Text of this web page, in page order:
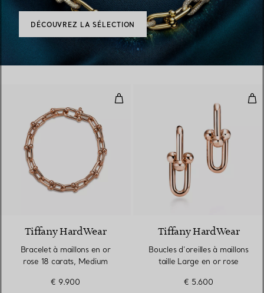
DÉCOUVREZ LA SÉLECTION
Bracelet à maillons en or rose
2 Matériaux
Tiffany HardWear
Bracelet à maillons en or
rose 18 carats, Medium
€ 9.900
Tiffany HardWear
Boucles d’oreilles à maillons
taille Large en or rose
€ 5.600